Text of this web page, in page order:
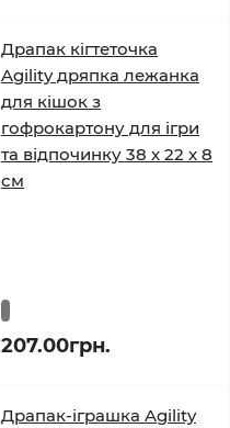
Драпак кігтеточка
Agility дряпка лежанка
для кішок з
гофрокартону для ігри
та відпочинку 38 x 22 x 8
см
207.00грн.
Драпак-іграшка Agility